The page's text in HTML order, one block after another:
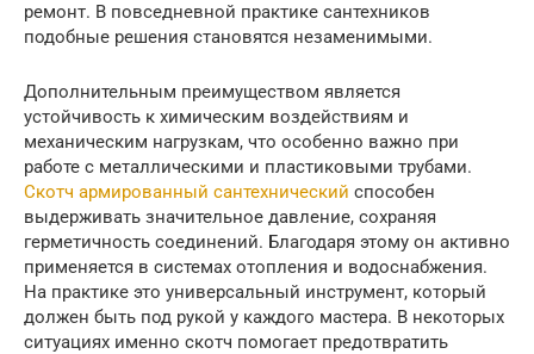
ремонт. В повседневной практике сантехников
подобные решения становятся незаменимыми.
Дополнительным преимуществом является
устойчивость к химическим воздействиям и
механическим нагрузкам, что особенно важно при
работе с металлическими и пластиковыми трубами.
Скотч армированный сантехнический способен
выдерживать значительное давление, сохраняя
герметичность соединений. Благодаря этому он активно
применяется в системах отопления и водоснабжения.
На практике это универсальный инструмент, который
должен быть под рукой у каждого мастера. В некоторых
ситуациях именно скотч помогает предотвратить